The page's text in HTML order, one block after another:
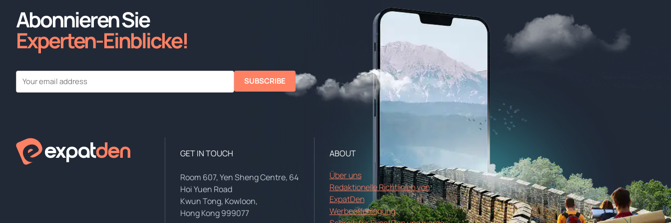
Abonnieren Sie
Experten-Einblicke!
SUBSCRIBE
GET IN TOUCH
Room 607, Yen Sheng Centre, 64
Hoi Yuen Road
Kwun Tong, Kowloon,
Hong Kong 999077
ABOUT
Über uns
Redaktionelle Richtlinien von
ExpatDen
Werbeoffenlegung